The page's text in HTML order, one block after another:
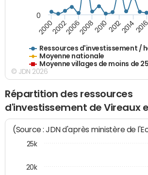
Ressources d'investissement /
Moyenne nationale
Moyenne villages de moins de
20002002200620082010201220142016
0
© JDN 2026
Répartition des ressources
d'investissement de Vireaux
(Source : JDN d'après ministère de
20k
25k